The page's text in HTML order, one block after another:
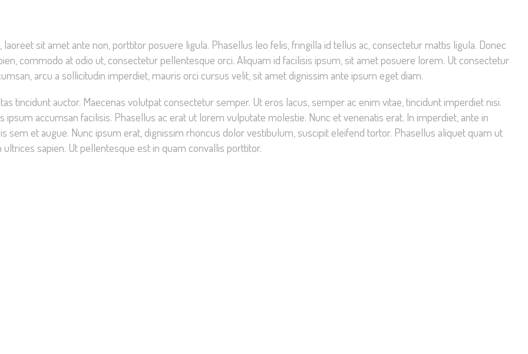
sit amet ante non, porttitor posuere ligula. Phasellus leo felis, fringilla id tellus ac, consectetur mattis ligula. Donec
commodo at odio ut, consectetur pellentesque orci. Aliquam id facilisis ipsum, sit amet posuere lorem. Ut consectetur
arcu a sollicitudin imperdiet, mauris orci cursus velit, sit amet dignissim ante ipsum eget diam.
tincidunt auctor. Maecenas volutpat consectetur semper. Ut eros lacus, semper ac enim vitae, tincidunt imperdiet nisi.
accumsan facilisis. Phasellus ac erat ut lorem vulputate molestie. Nunc et venenatis erat. In imperdiet, ante in
et augue. Nunc ipsum erat, dignissim rhoncus dolor vestibulum, suscipit eleifend tortor. Phasellus aliquet quam ut
sapien. Ut pellentesque est in quam convallis porttitor.